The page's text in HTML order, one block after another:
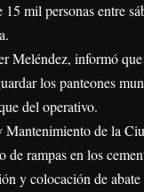
mil personas entre
informó que
los panteones
del operativo.
de la
rampas en los
y colocación de